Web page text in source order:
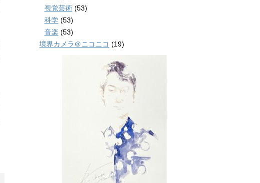
視覚芸術 (53)
科学 (53)
音楽 (53)
境界カメラ＠ニコニコ (19)